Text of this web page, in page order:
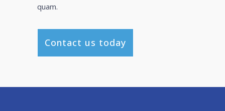
quam.
Contact us today